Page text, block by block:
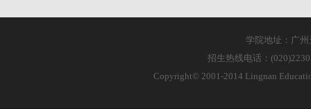
学院地址：广
招生热线电话：
Copyright© 2001-2014 Lingnan